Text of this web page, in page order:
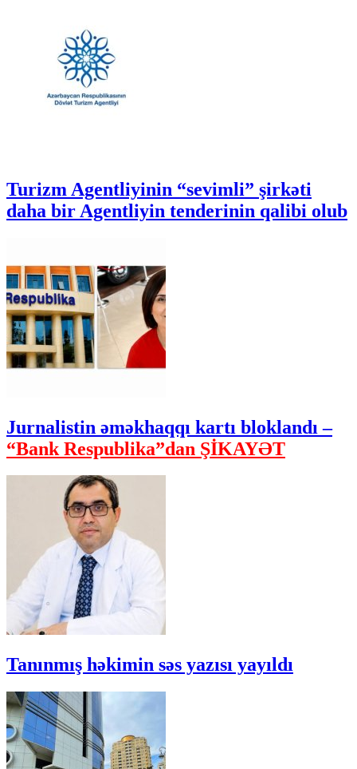
Turizm Agentliyinin “sevimli” şirkəti
daha bir Agentliyin tenderinin qalibi olub
Jurnalistin əməkhaqqı kartı bloklandı –
“Bank Respublika”dan ŞİKAYƏT
Tanınmış həkimin səs yazısı yayıldı